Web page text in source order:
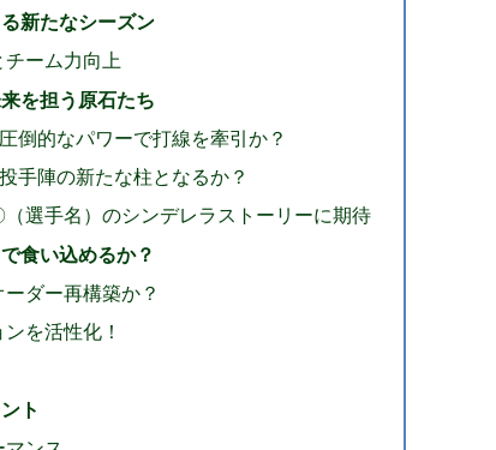
新たなシーズン
ーム力向上
を担う原石たち
倒的なパワーで打線を牽引か？
手陣の新たな柱となるか？
選手名）のシンデレラストーリーに期待
食い込めるか？
ダー再構築か？
を活性化！
ト